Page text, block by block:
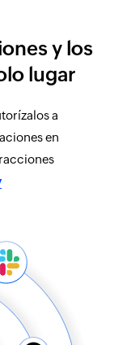
y los
lugar
a
en